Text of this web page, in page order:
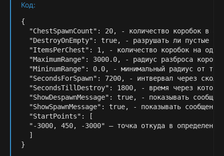
Код:
{
"ChestSpawnCount": 20, - количество коробок в
"DestroyOnEmpty": true, - разрушать ли пустые
"ItemsPerChest": 1, - количество коробок на
"MaximumRange": 3000.0, - радиус разброса
"MininumRange": 0.0, - минимальный радиус от
"SecondsForSpawn": 7200, - интвервал через
"SecondsTillDestroy": 1800, - время через
"ShowDespawnMessage": true, - показывать
"ShowSpawnMessage": true, - показывать сообщения
  "StartPoints": [
"-3000, 450, -3000" – точка откуда в
  ]
}